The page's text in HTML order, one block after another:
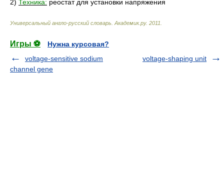
2) Техника: реостат для установки напряжения
Универсальный англо-русский словарь Академик.ру. 2011
Игры ⚽
Нужна курсовая?
voltage-sensitive sodium
channel gene
voltage-shaping unit